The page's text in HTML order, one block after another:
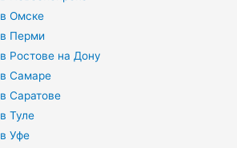
в Омске
в Перми
в Ростове на Дону
в Самаре
в Саратове
в Туле
в Уфе